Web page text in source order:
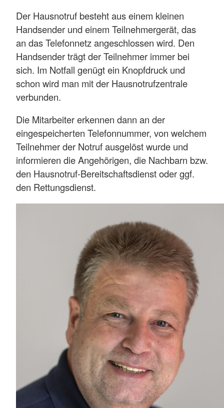
Der Hausnotruf besteht aus einem kleinen
Handsender und einem Teilnehmergerät, das
an das Telefonnetz angeschlossen wird. Den
Handsender trägt der Teilnehmer immer bei
sich. Im Notfall genügt ein Knopfdruck und
schon wird man mit der Hausnotrufzentrale
verbunden.
Die Mitarbeiter erkennen dann an der
eingespeicherten Telefonnummer, von welchem
Teilnehmer der Notruf ausgelöst wurde und
informieren die Angehörigen, die Nachbarn bzw.
den Hausnotruf-Bereitschaftsdienst oder ggf.
den Rettungsdienst.